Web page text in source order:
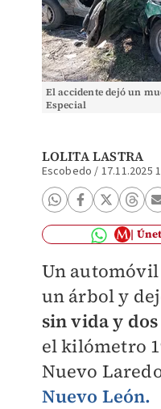
El accidente dejó un
Especial
LOLITA LASTRA
Escobedo / 17.11.2025
Un
un árbol y
sin vida y
el kilómetro
Nuevo
Nuevo León.